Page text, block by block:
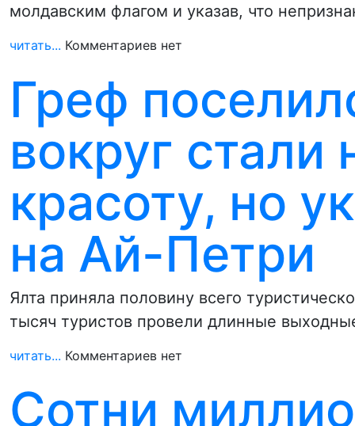
молдавским флагом и указав, что
читать... Комментариев нет
Греф
вокруг стали
красоту, но
на Ай-Петри
Ялта приняла половину всего
тысяч туристов провели длинные
читать... Комментариев нет
Сотни